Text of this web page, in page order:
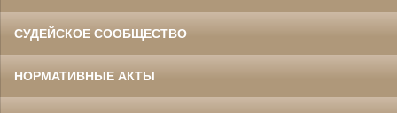
СУДЕЙСКОЕ СООБЩЕСТВО
НОРМАТИВНЫЕ АКТЫ